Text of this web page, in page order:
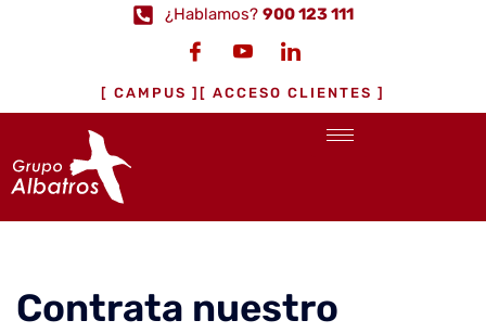
¿Hablamos? 900 123 111
[ CAMPUS ] [ ACCESO CLIENTES ]
Contrata nuestro